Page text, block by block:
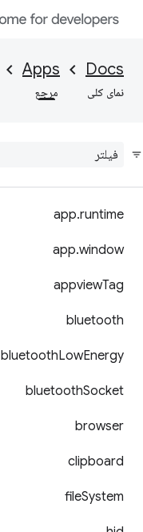
Docs
Apps
نمای کلی مرجع
app.runtime
app.window
appviewTag
bluetooth
bluetoothLowEnergy
bluetoothSocket
browser
clipboard
fileSystem